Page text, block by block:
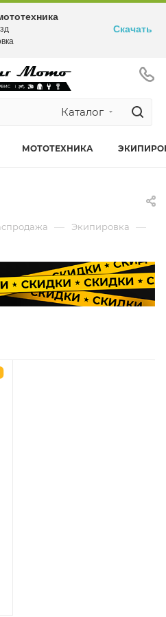
Каталог
МОТОТЕХНИКА
— Экипировка —
Скачать